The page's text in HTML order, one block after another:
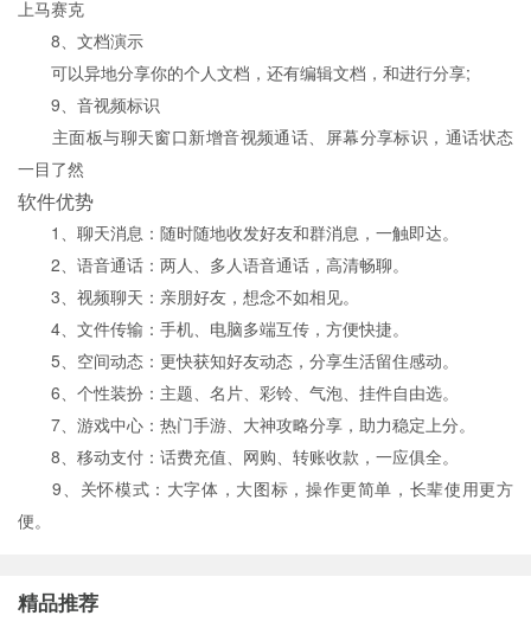
上马赛克
8、文档演示
可以异地分享你的个人文档，还有编辑文档，和进行分享;
9、音视频标识
主面板与聊天窗口新增音视频通话、屏幕分享标识，通话状态
一目了然
软件优势
1、聊天消息：随时随地收发好友和群消息，一触即达。
2、语音通话：两人、多人语音通话，高清畅聊。
3、视频聊天：亲朋好友，想念不如相见。
4、文件传输：手机、电脑多端互传，方便快捷。
5、空间动态：更快获知好友动态，分享生活留住感动。
6、个性装扮：主题、名片、彩铃、气泡、挂件自由选。
7、游戏中心：热门手游、大神攻略分享，助力稳定上分。
8、移动支付：话费充值、网购、转账收款，一应俱全。
9、关怀模式：大字体，大图标，操作更简单，长辈使用更方
便。
精品推荐